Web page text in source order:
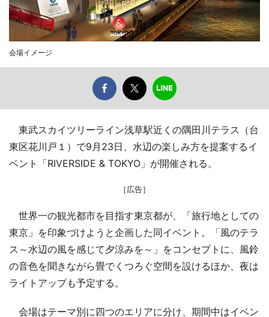
会場イメージ
東武スカイツリーライン浅草駅近くの隅田川テラス（台
東区花川戸１）で9月23日、水辺の楽しみ方を提案するイ
ベント「RIVERSIDE & TOKYO」が開催される。
［広告］
世界一の観光都市を目指す東京都が、「旅行地としての
東京」を印象づけようと企画した同イベント。「風のテラ
ス～水辺の風を感じて夕涼みを～」をコンセプトに、風鈴
の音色を聞きながら畳でくつろぐ空間を設けるほか、夜は
ライトアップも予定する。
会場はテーマ別に四つのエリアに分け、期間中はイベン